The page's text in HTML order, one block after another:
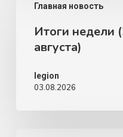
Главная новость
недели
июля
августа)
Итоги недели
августа)
legion
03.08.2026